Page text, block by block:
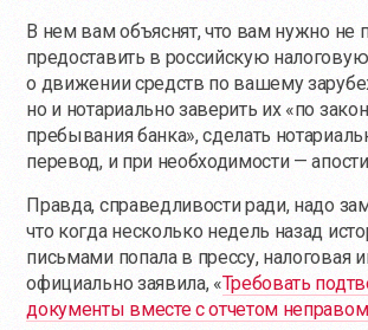
В нем вам объяснят, что вам нужно не
предоставить в российскую
о движении средств по вашему
но и нотариально заверить их «по
пребывания банка», сделать
перевод, и при необходимости —
Правда, справедливости ради, надо
что когда несколько недель назад
письмами попала в прессу, налоговая
официально заявила, «Требовать
документы вместе с отчетом